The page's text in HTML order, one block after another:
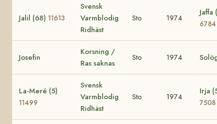
Jalil (68) 11613
Svensk
Varmblodig
Ridhäst
Sto 1974
Jaffa
6784
Josefin
Korsning /
Ras saknas
Sto 1974
La-Meré (5)
11499
Svensk
Varmblodig
Ridhäst
Sto 1974
Irja
7508